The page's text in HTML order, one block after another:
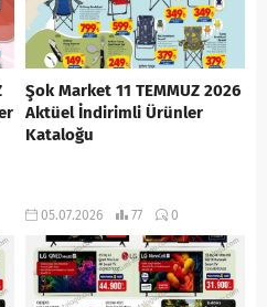
Şok Market 11 TEMMUZ 2026
Aktüel İndirimli Ürünler
Kataloğu
05.07.2026 77 0